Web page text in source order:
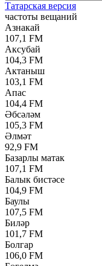
Татарская версия
частоты вещаний
Азнакай
107,1 FM
Аксубай
104,3 FM
Актаныш
103,1 FM
Апас
104,4 FM
Әбсәләм
105,3 FM
Әлмәт
92,9 FM
Базарлы матак
107,1 FM
Балык бистәсе
104,9 FM
Баулы
107,5 FM
Биләр
101,7 FM
Болгар
106,0 FM